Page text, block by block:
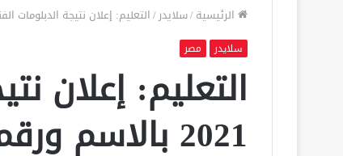
الرئيسية/سلايدر/التعليم: إعلان نتيجة الدبلومات الفنية 2021 بالاسم ورقم الجلوس
سلايدر مصر
التعليم: إعلان
2021 بالاسم ورقم الجلوس بعد العيد